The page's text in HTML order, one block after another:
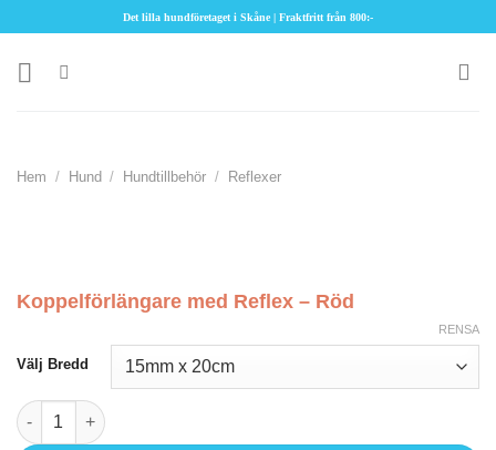
content
Det lilla hundföretaget i Skåne | Fraktfritt från 800:-
Hem / Hund / Hundtillbehör / Reflexer
Koppelförlängare med Reflex – Röd
Välj Bredd
RENSA
Koppelförlängare med Reflex - Röd mängd